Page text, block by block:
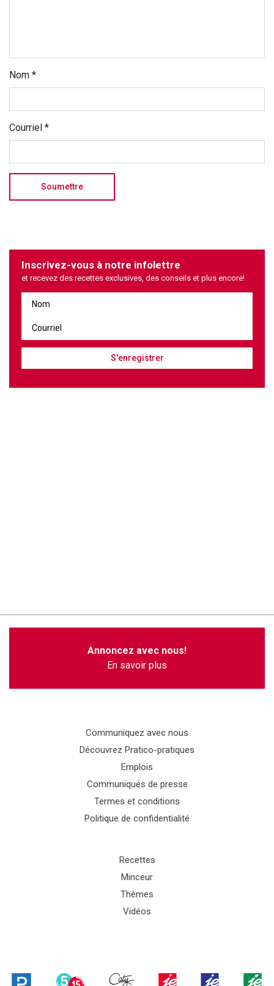
Nom *
Courriel *
Inscrivez-vous à notre infolettre
et recevez des recettes exclusives, des conseils et plus encore!
Annoncez avec nous!
En savoir plus
Communiquez avec nous
Découvrez Pratico-pratiques
Emplois
Communiqués de presse
Termes et conditions
Politique de confidentialité
Recettes
Minceur
Thèmes
Vidéos